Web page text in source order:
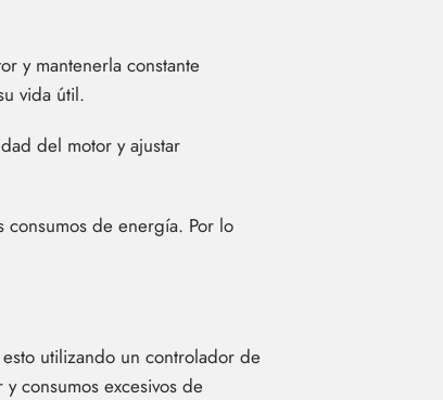
y mantenerla constante
vida útil.
del motor y ajustar
de energía. Por lo
utilizando un controlador de
consumos excesivos de